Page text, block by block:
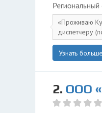
Проживаю
диспетчеру
Узнать больше
2. ООО